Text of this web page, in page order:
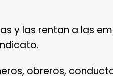
y las rentan a las
obreros,